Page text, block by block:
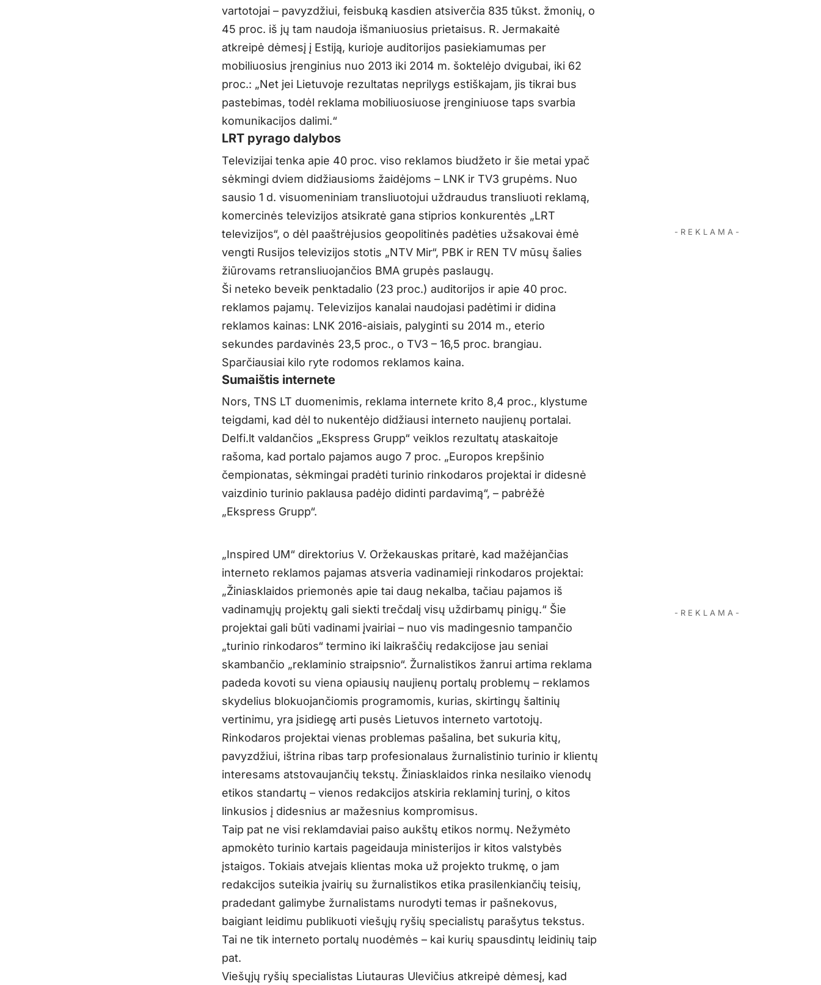
vartotojai – pavyzdžiui, feisbuką kasdien atsiverčia 835 tūkst. žmonių, o
45 proc. iš jų tam naudoja išmaniuosius prietaisus. R. Jermakaitė
atkreipė dėmesį į Estiją, kurioje auditorijos pasiekiamumas per
mobiliuosius įrenginius nuo 2013 iki 2014 m. šoktelėjo dvigubai, iki 62
proc.: „Net jei Lietuvoje rezultatas neprilygs estiškajam, jis tikrai bus
pastebimas, todėl reklama mobiliuosiuose įrenginiuose taps svarbia
komunikacijos dalimi.“
LRT pyrago dalybos
Televizijai tenka apie 40 proc. viso reklamos biudžeto ir šie metai ypač
sėkmingi dviem didžiausioms žaidėjoms – LNK ir TV3 grupėms. Nuo
sausio 1 d. visuomeniniam transliuotojui uždraudus transliuoti reklamą,
komercinės televizijos atsikratė gana stiprios konkurentės „LRT
televizijos“, o dėl paaštrėjusios geopolitinės padėties užsakovai ėmė
vengti Rusijos televizijos stotis „NTV Mir“, PBK ir REN TV mūsų šalies
žiūrovams retransliuojančios BMA grupės paslaugų.
Ši neteko beveik penktadalio (23 proc.) auditorijos ir apie 40 proc.
reklamos pajamų. Televizijos kanalai naudojasi padėtimi ir didina
reklamos kainas: LNK 2016-aisiais, palyginti su 2014 m., eterio
sekundes pardavinės 23,5 proc., o TV3 – 16,5 proc. brangiau.
Sparčiausiai kilo ryte rodomos reklamos kaina.
Sumaištis internete
Nors, TNS LT duomenimis, reklama internete krito 8,4 proc., klystume
teigdami, kad dėl to nukentėjo didžiausi interneto naujienų portalai.
Delfi.lt valdančios „Ekspress Grupp“ veiklos rezultatų ataskaitoje
rašoma, kad portalo pajamos augo 7 proc. „Europos krepšinio
čempionatas, sėkmingai pradėti turinio rinkodaros projektai ir didesnė
vaizdinio turinio paklausa padėjo didinti pardavimą“, – pabrėžė
„Ekspress Grupp“.
„Inspired UM“ direktorius V. Oržekauskas pritarė, kad mažėjančias
interneto reklamos pajamas atsveria vadinamieji rinkodaros projektai:
„Žiniasklaidos priemonės apie tai daug nekalba, tačiau pajamos iš
vadinamųjų projektų gali siekti trečdalį visų uždirbamų pinigų.“ Šie
projektai gali būti vadinami įvairiai – nuo vis madingesnio tampančio
„turinio rinkodaros“ termino iki laikraščių redakcijose jau seniai
skambančio „reklaminio straipsnio“. Žurnalistikos žanrui artima reklama
padeda kovoti su viena opiausių naujienų portalų problemų – reklamos
skydelius blokuojančiomis programomis, kurias, skirtingų šaltinių
vertinimu, yra įsidiegę arti pusės Lietuvos interneto vartotojų.
Rinkodaros projektai vienas problemas pašalina, bet sukuria kitų,
pavyzdžiui, ištrina ribas tarp profesionalaus žurnalistinio turinio ir klientų
interesams atstovaujančių tekstų. Žiniasklaidos rinka nesilaiko vienodų
etikos standartų – vienos redakcijos atskiria reklaminį turinį, o kitos
linkusios į didesnius ar mažesnius kompromisus.
Taip pat ne visi reklamdaviai paiso aukštų etikos normų. Nežymėto
apmokėto turinio kartais pageidauja ministerijos ir kitos valstybės
įstaigos. Tokiais atvejais klientas moka už projekto trukmę, o jam
redakcijos suteikia įvairių su žurnalistikos etika prasilenkiančių teisių,
pradedant galimybe žurnalistams nurodyti temas ir pašnekovus,
baigiant leidimu publikuoti viešųjų ryšių specialistų parašytus tekstus.
Tai ne tik interneto portalų nuodėmės – kai kurių spausdintų leidinių taip
pat.
Viešųjų ryšių specialistas Liutauras Ulevičius atkreipė dėmesį, kad
- R E K L A M A -
- R E K L A M A -